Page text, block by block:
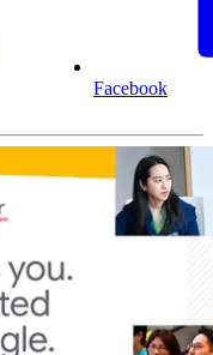
Facebook